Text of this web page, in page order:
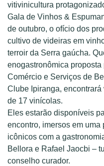
vitivinicultura
Gala de Vinhos &
de outubro, o ofício dos
cultivo de videiras em
terroir da Serra gaúcha.
enogastronômica
Comércio e Serviços de
Clube Ipiranga,
de 17 vinícolas.
Eles estarão disponíveis
encontro, imersos em
icônicos com a
Bellora e Rafael Jaocbi –
conselho curador.